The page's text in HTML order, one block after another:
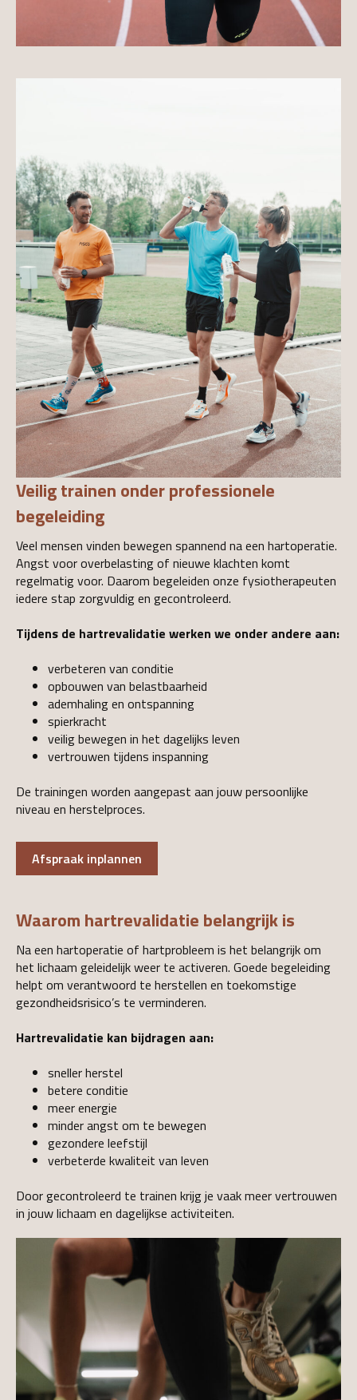
Veilig trainen onder professionele
begeleiding
Veel mensen vinden bewegen spannend na een hartoperatie.
Angst voor overbelasting of nieuwe klachten komt
regelmatig voor. Daarom begeleiden onze fysiotherapeuten
iedere stap zorgvuldig en gecontroleerd.
Tijdens de hartrevalidatie werken we onder andere aan:
verbeteren van conditie
opbouwen van belastbaarheid
ademhaling en ontspanning
spierkracht
veilig bewegen in het dagelijks leven
vertrouwen tijdens inspanning
De trainingen worden aangepast aan jouw persoonlijke
niveau en herstelproces.
Afspraak inplannen
Waarom hartrevalidatie belangrijk is
Na een hartoperatie of hartprobleem is het belangrijk om
het lichaam geleidelijk weer te activeren. Goede begeleiding
helpt om verantwoord te herstellen en toekomstige
gezondheidsrisico’s te verminderen.
Hartrevalidatie kan bijdragen aan:
sneller herstel
betere conditie
meer energie
minder angst om te bewegen
gezondere leefstijl
verbeterde kwaliteit van leven
Door gecontroleerd te trainen krijg je vaak meer vertrouwen
in jouw lichaam en dagelijkse activiteiten.